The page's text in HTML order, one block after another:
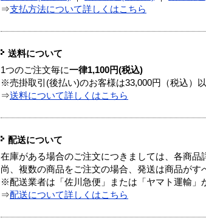
⇒支払方法について詳しくはこちら
送料について
1つのご注文毎に一律1,100円(税込)
※売掛取引(後払い)のお客様は33,000円（税込）
⇒送料について詳しくはこちら
配送について
在庫がある場合のご注文につきましては、各商品
尚、複数の商品をご注文の場合、発送は商品がす
※配送業者は「佐川急便」または「ヤマト運輸」
⇒配送について詳しくはこちら